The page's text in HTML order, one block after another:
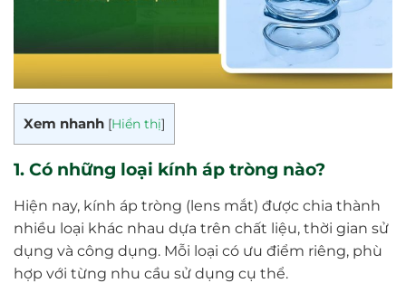
Xem nhanh [Hiển thị]
1. Có những loại kính áp tròng nào?
Hiện nay, kính áp tròng (lens mắt) được chia thành
nhiều loại khác nhau dựa trên chất liệu, thời gian sử
dụng và công dụng. Mỗi loại có ưu điểm riêng, phù
hợp với từng nhu cầu sử dụng cụ thể.